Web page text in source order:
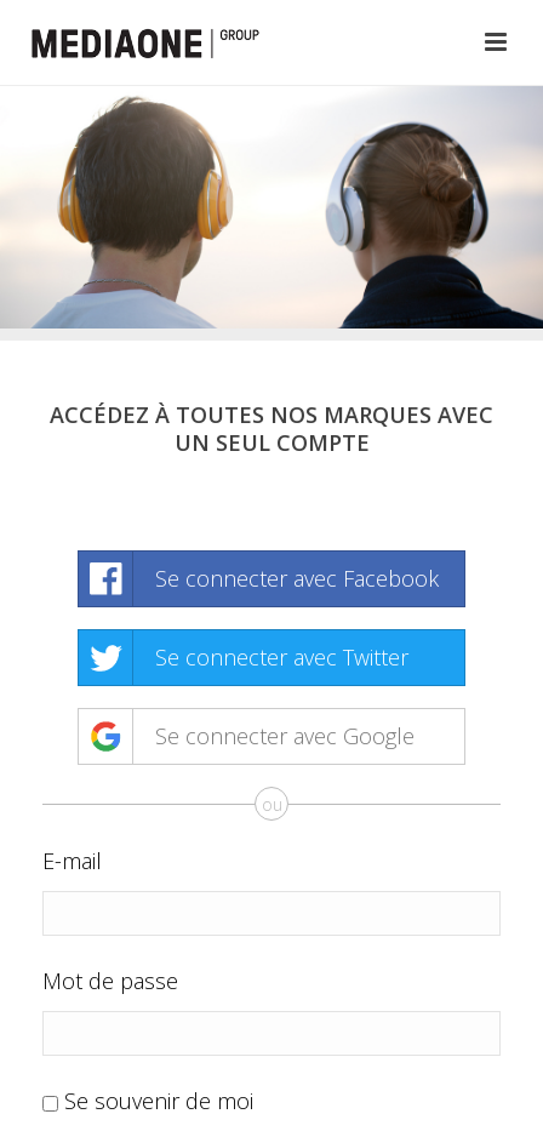
ACCÉDEZ À TOUTES NOS MARQUES AVEC
UN SEUL COMPTE
Se connecter avec Facebook
Se connecter avec Twitter
Se connecter avec Google
ou
E-mail
Mot de passe
Se souvenir de moi